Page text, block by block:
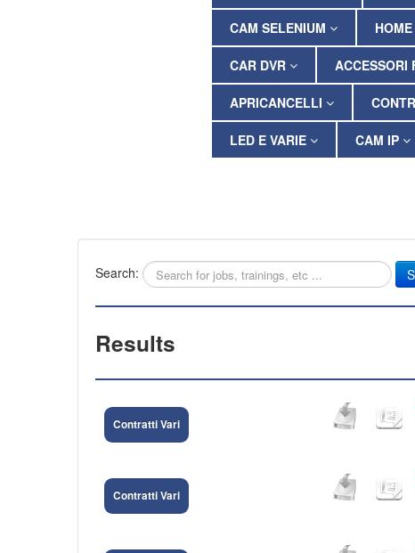
CAM SELENIUM
CAR DVR ACCESSORI
APRICANCELLI
LED E VARIE CAM IP
Search:
Results
Contratti Vari
Contratti Vari